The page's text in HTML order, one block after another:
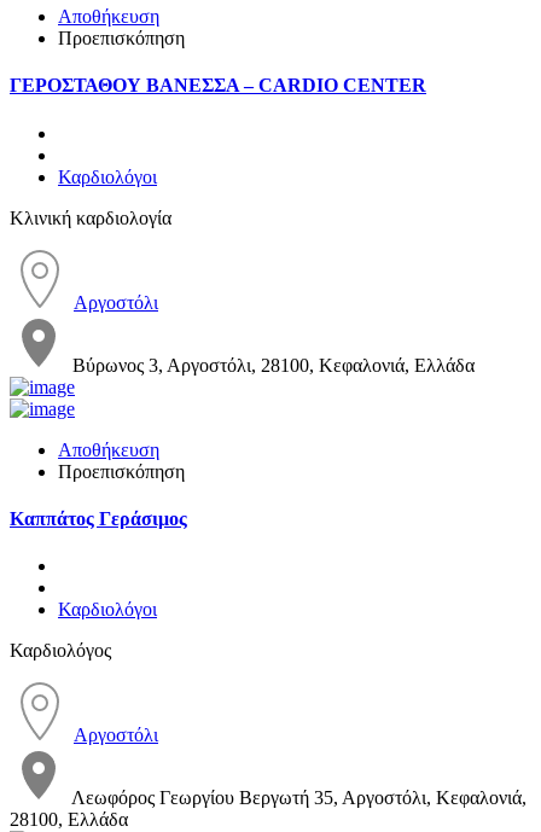
Αποθήκευση
Προεπισκόπηση
ΓΕΡΟΣΤΑΘΟΥ ΒΑΝΕΣΣΑ – CARDIO CENTER
Καρδιολόγοι
Κλινική καρδιολογία
Αργοστόλι
Βύρωνος 3, Αργοστόλι, 28100, Κεφαλονιά, Ελλάδα
Αποθήκευση
Προεπισκόπηση
Καππάτος Γεράσιμος
Καρδιολόγοι
Καρδιολόγος
Αργοστόλι
Λεωφόρος Γεωργίου Βεργωτή 35, Αργοστόλι, Κεφαλονιά,
28100, Ελλάδα